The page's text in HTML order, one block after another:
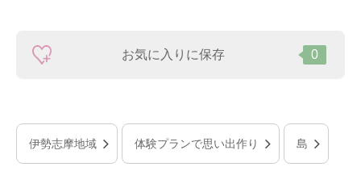
お気に入りに保存 0
伊勢志摩地域 体験プランで思い出作り 島